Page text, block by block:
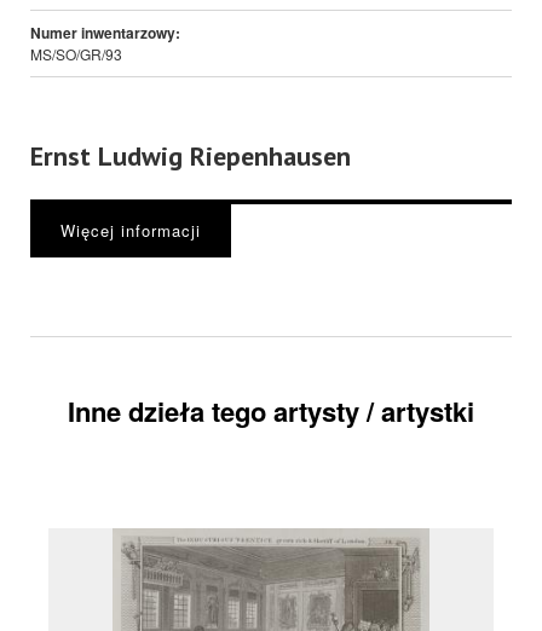
Numer inwentarzowy:
MS/SO/GR/93
Ernst Ludwig Riepenhausen
Więcej informacji
Inne dzieła tego artysty / artystki